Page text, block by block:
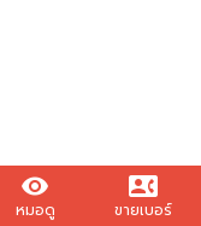
visibility
หมอดู
contact_phone
ขายเบอร์